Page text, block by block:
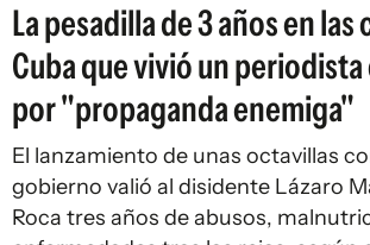
La pesadilla de 3 años en las
Cuba que vivió un
por "propaganda enemiga"
El lanzamiento de unas octavillas
gobierno valió al disidente Lázaro
Roca tres años de abusos,